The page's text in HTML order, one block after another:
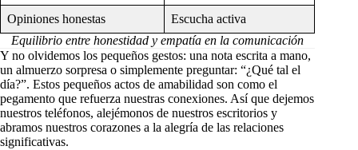
Opiniones honestas
Escucha activa
Equilibrio entre honestidad y empatía en la comunicación
Y no olvidemos los pequeños gestos: una nota escrita a mano,
un almuerzo sorpresa o simplemente preguntar: “¿Qué tal el
día?”. Estos pequeños actos de amabilidad son como el
pegamento que refuerza nuestras conexiones. Así que dejemos
nuestros teléfonos, alejémonos de nuestros escritorios y
abramos nuestros corazones a la alegría de las relaciones
significativas.